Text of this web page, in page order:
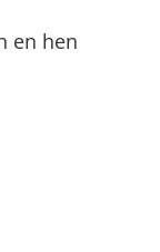
en hen